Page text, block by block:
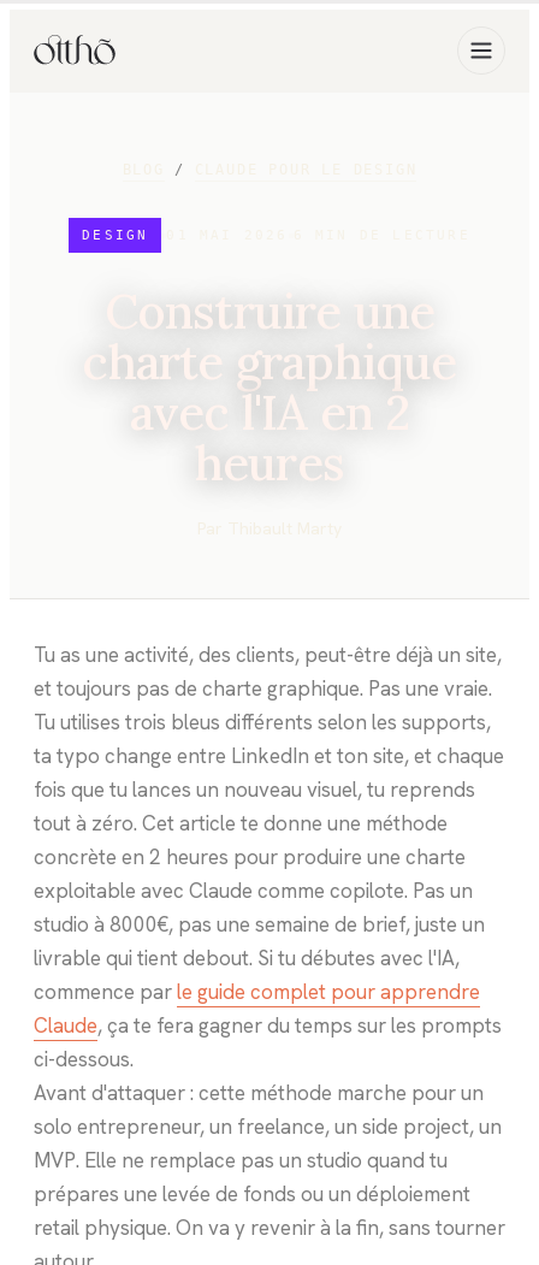
/
DESIGN
Construire une
charte graphique
avec l'IA en 2
heures
Tu as une activité, des clients, peut-être déjà un site,
et toujours pas de charte graphique. Pas une vraie.
Tu utilises trois bleus différents selon les supports,
ta typo change entre LinkedIn et ton site, et chaque
fois que tu lances un nouveau visuel, tu reprends
tout à zéro. Cet article te donne une méthode
concrète en 2 heures pour produire une charte
exploitable avec Claude comme copilote. Pas un
studio à 8000€, pas une semaine de brief, juste un
livrable qui tient debout. Si tu débutes avec l'IA,
commence parle guide complet pour apprendre
Claude, ça te fera gagner du temps sur les prompts
ci-dessous.
Avant d'attaquer : cette méthode marche pour un
solo entrepreneur, un freelance, un side project, un
MVP. Elle ne remplace pas un studio quand tu
prépares une levée de fonds ou un déploiement
retail physique. On va y revenir à la fin, sans tourner